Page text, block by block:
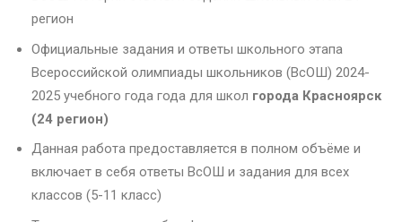
регион
Официальные задания и ответы школьного этапа
Всероссийской олимпиады школьников (ВсОШ) 2024-
2025 учебного года года для школ города Красноярск
(24 регион)
Данная работа предоставляется в полном объёме и
включает в себя ответы ВсОШ и задания для всех
классов (5-11 класс)